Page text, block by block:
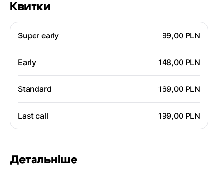
Квитки
Super early 99,00 PLN
Early 148,00 PLN
Standard 169,00 PLN
Last call 199,00 PLN
Детальніше